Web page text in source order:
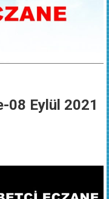
08 Eylül 2021